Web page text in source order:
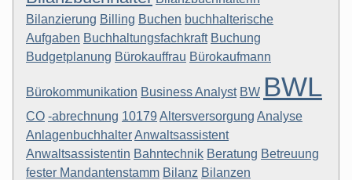
Bilanzierung Billing Buchen buchhalterische
Aufgaben Buchhaltungsfachkraft Buchung
Budgetplanung Bürokauffrau Bürokaufmann
Bürokommunikation Business Analyst BW BWL
CO -abrechnung 10179 Altersversorgung Analyse
AnlagenbuchhalterAnwaltsassistent
Anwaltsassistentin Bahntechnik Beratung Betreuung
fester Mandantenstamm Bilanz Bilanzen